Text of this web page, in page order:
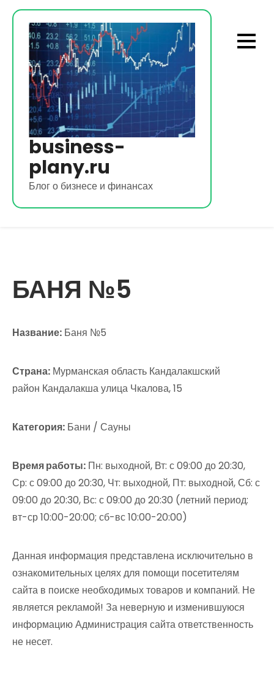
Перейти
содержимому
business-
plany.ru
Блог о бизнесе и финансах
БАНЯ №5
Название: Баня №5
Страна: Мурманская область Кандалакшский
район Кандалакша улица Чкалова, 15
Категория: Бани / Сауны
Время работы: Пн: выходной, Вт: с 09:00 до 20:30,
Ср: с 09:00 до 20:30, Чт: выходной, Пт: выходной, Сб: с
09:00 до 20:30, Вс: с 09:00 до 20:30 (летний период:
вт-ср 10:00-20:00; сб-вс 10:00-20:00)
Данная информация представлена исключительно в
ознакомительных целях для помощи посетителям
сайта в поиске необходимых товаров и компаний. Не
является рекламой! За неверную и изменившуюся
информацию Администрация сайта ответственность
не несет.